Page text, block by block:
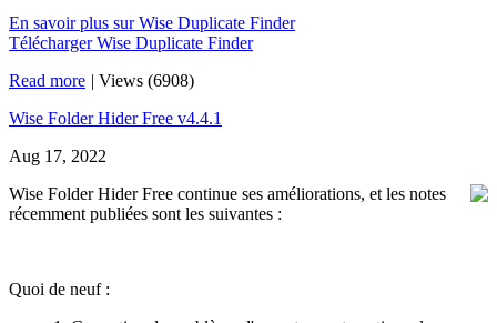
En savoir plus sur Wise Duplicate Finder
Télécharger Wise Duplicate Finder
Read more | Views (6908)
Wise Folder Hider Free v4.4.1
Aug 17, 2022
Wise Folder Hider Free continue ses améliorations, et les notes
récemment publiées sont les suivantes :
Quoi de neuf :